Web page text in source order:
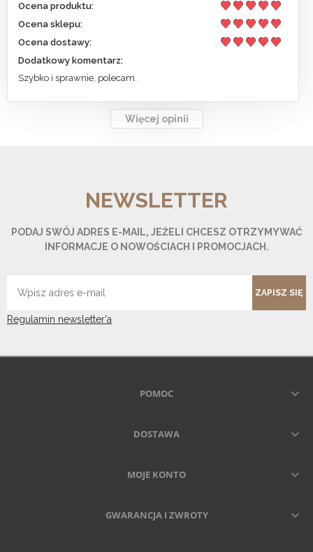
Ocena produktu:
Ocena sklepu:
Ocena dostawy:
Dodatkowy komentarz:
Szybko i sprawnie, polecam.
Więcej opinii
NEWSLETTER
PODAJ SWÓJ ADRES E-MAIL, JEŻELI CHCESZ OTRZYMYWAĆ
INFORMACJE O NOWOŚCIACH I PROMOCJACH.
ZAPISZ SIĘ
Regulamin newsletter'a
POMOC
DOSTAWA
MOJE KONTO
GWARANCJA I ZWROTY